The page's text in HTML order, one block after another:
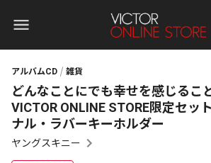
アルバムCD 雑貨
どんなことにでも幸せを感じるこ
VICTOR ONLINE STORE限定セッ
ナル・ラバーキーホルダー
ヤングスキニー